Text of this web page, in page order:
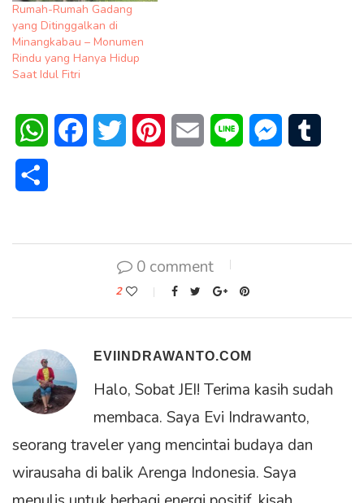
Rumah-Rumah Gadang
yang Ditinggalkan di
Minangkabau – Monumen
Rindu yang Hanya Hidup
Saat Idul Fitri
WhatsAppFacebookTwitter PinterestEmail Line Messenger
0 comment
2
EVIINDRAWANTO.COM
Halo, Sobat JEI! Terima kasih sudah
membaca. Saya Evi Indrawanto,
seorang traveler yang mencintai budaya dan
wirausaha di balik Arenga Indonesia. Saya